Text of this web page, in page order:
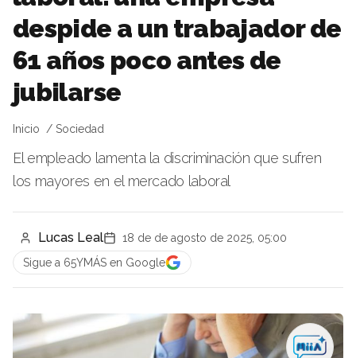
despide a un trabajador de
61 años poco antes de
jubilarse
Inicio Sociedad
El empleado lamenta la discriminación que sufren
los mayores en el mercado laboral
Lucas Leal
18 de de agosto de 2025, 05:00
Sigue a 65YMÁS en Google